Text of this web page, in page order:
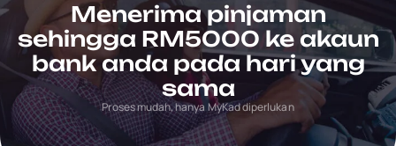
Menerima pinjaman
sehingga RM5000 ke akaun
bank anda pada hari yang
sama
Proses mudah, hanya MyKad diperlukan